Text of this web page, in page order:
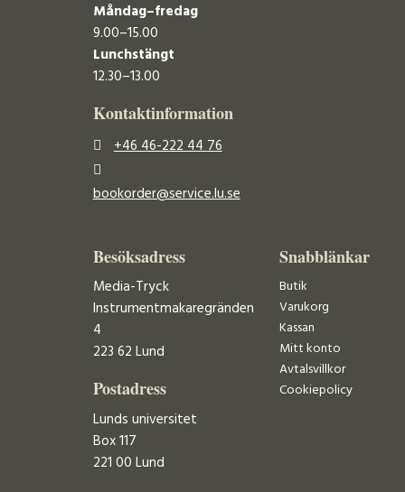
Måndag–fredag
9.00–15.00
Lunchstängt
12.30–13.00
Kontaktinformation
+46 46-222 44 76
bookorder@service.lu.se
Besöksadress
Media-Tryck
Instrumentmakaregränden
4
223 62 Lund
Postadress
Lunds universitet
Box 117
221 00 Lund
Snabblänkar
Butik
Varukorg
Kassan
Mitt konto
Avtalsvillkor
Cookiepolicy